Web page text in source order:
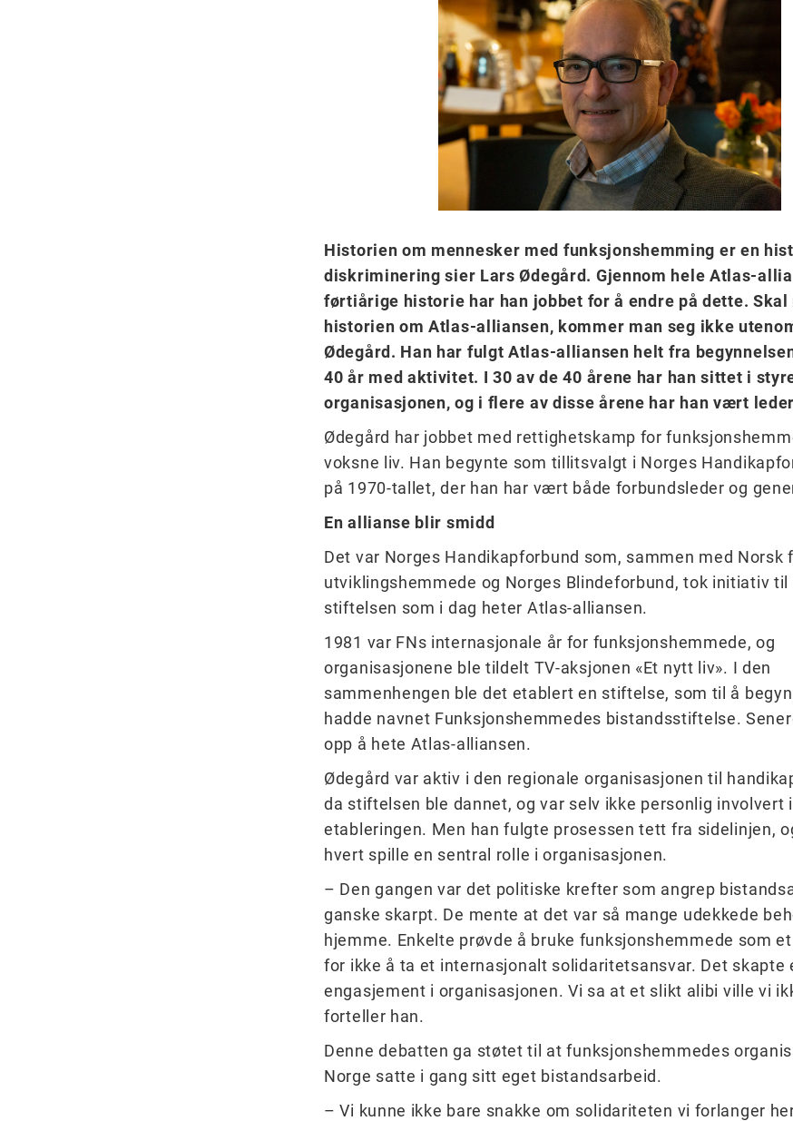
Historien om mennesker med funksjonshemming er en
diskriminering sier Lars Ødegård. Gjennom hele Atlas-
førtiårige historie har han jobbet for å endre på dette.
historien om Atlas-alliansen, kommer man seg ikke
Ødegård. Han har fulgt Atlas-alliansen helt fra
40 år med aktivitet. I 30 av de 40 årene har han sittet i
organisasjonen, og i flere av disse årene har han vært
Ødegård har jobbet med rettighetskamp for
voksne liv. Han begynte som tillitsvalgt i Norges
på 1970-tallet, der han har vært både forbundsleder og
En allianse blir smidd
Det var Norges Handikapforbund som, sammen med Norsk
utviklingshemmede og Norges Blindeforbund, tok initiativ til
stiftelsen som i dag heter Atlas-alliansen.
1981 var FNs internasjonale år for funksjonshemmede, og
organisasjonene ble tildelt TV-aksjonen «Et nytt liv». I den
sammenhengen ble det etablert en stiftelse, som til å
hadde navnet Funksjonshemmedes bistandsstiftelse.
opp å hete Atlas-alliansen.
Ødegård var aktiv i den regionale organisasjonen til
da stiftelsen ble dannet, og var selv ikke personlig involvert i
etableringen. Men han fulgte prosessen tett fra sidelinjen,
hvert spille en sentral rolle i organisasjonen.
– Den gangen var det politiske krefter som angrep
ganske skarpt. De mente at det var så mange udekkede
hjemme. Enkelte prøvde å bruke funksjonshemmede som
for ikke å ta et internasjonalt solidaritetsansvar. Det skapte
engasjement i organisasjonen. Vi sa at et slikt alibi ville vi
forteller han.
Denne debatten ga støtet til at funksjonshemmedes
Norge satte i gang sitt eget bistandsarbeid.
– Vi kunne ikke bare snakke om solidariteten vi forlanger